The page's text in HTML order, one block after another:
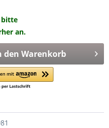
bitte
an.
den Warenkorb